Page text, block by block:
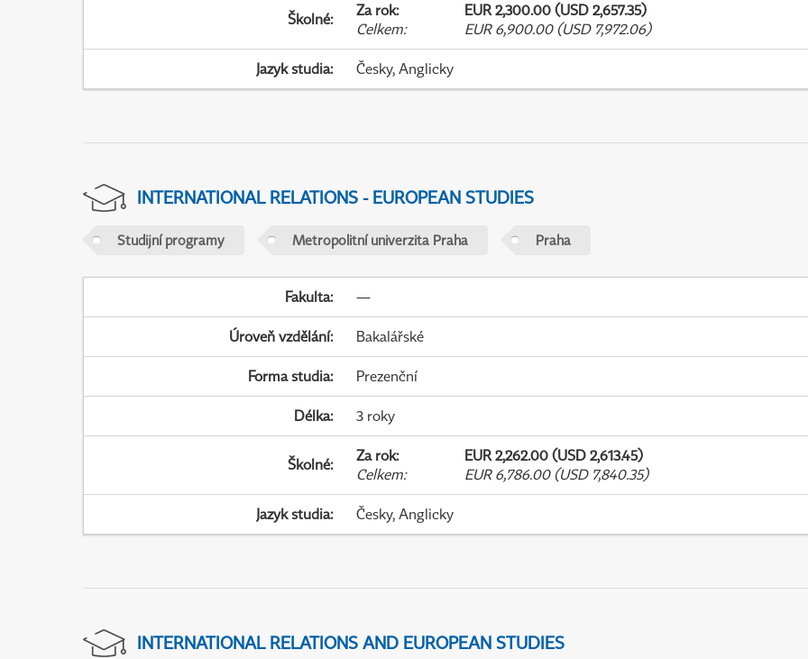
Školné: Za rok:
EUR 2,300.00 (USD 2,657.35)
Celkem: EUR 6,900.00 (USD 7,972.06)
Jazyk studia: Česky, Anglicky
INTERNATIONAL RELATIONS - EUROPEAN STUDIES
Studijní programy Metropolitní univerzita Praha Praha
Fakulta: —
Úroveň vzdělání: Bakalářské
Forma studia: Prezenční
Délka: 3 roky
Školné: Za rok:
EUR 2,262.00 (USD 2,613.45)
Celkem: EUR 6,786.00 (USD 7,840.35)
Jazyk studia: Česky, Anglicky
INTERNATIONAL RELATIONS AND EUROPEAN STUDIES